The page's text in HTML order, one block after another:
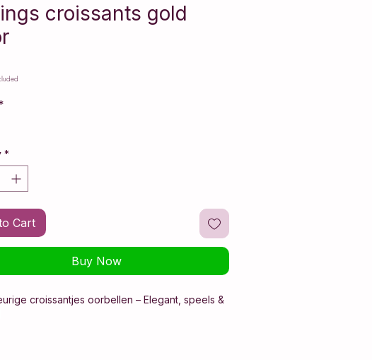
croissants gold
*
Cart
Buy Now
croissantjes oorbellen – Elegant, speels &